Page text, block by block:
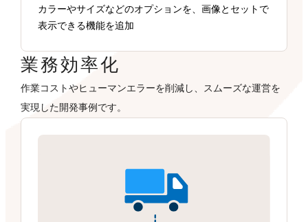
カラーやサイズなどのオプションを、画像とセットで
表示できる機能を追加
業務効率化
作業コストやヒューマンエラーを削減し、スムーズな運営を
実現した開発事例です。